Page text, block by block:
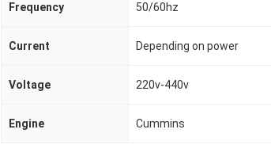
Frequency 50/60hz
Current Depending on power
Voltage 220v-440v
Engine Cummins